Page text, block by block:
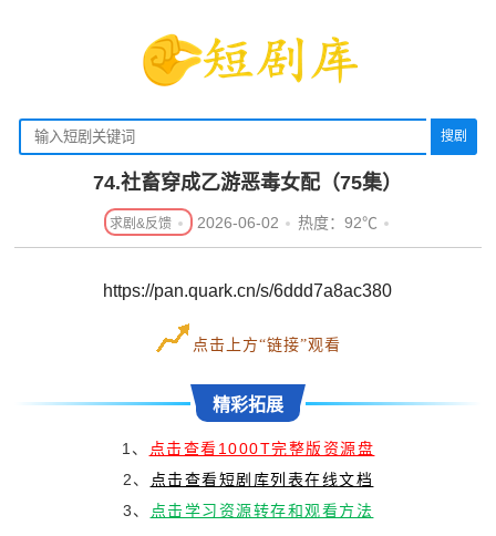
搜剧
74.社畜穿成乙游恶毒女配（75集）
2026-06-02 热度：92℃
https://pan.quark.cn/s/6ddd7a8ac380
点击上方“链接”观看
精彩拓展
1、 点击查看1000T完整版资源盘
2、 点击查看短剧库列表在线文档
3、 点击学习资源转存和观看方法